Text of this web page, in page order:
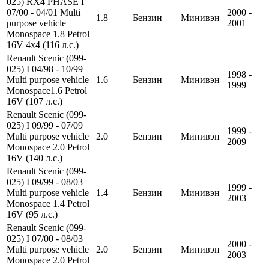
07/00 - 04/01 Multi
purpose vehicle
Monospace 1.8 Petrol
16V 4х4 (116 л.с.)
1.8 Бензин Минивэн
2000 -
2001
Renault Scenic (099-
025) I 04/98 - 10/99
Multi purpose vehicle
Monospace1.6 Petrol
16V (107 л.с.)
1.6 Бензин Минивэн
1998 -
1999
Renault Scenic (099-
025) I 09/99 - 07/09
Multi purpose vehicle
Monospace 2.0 Petrol
16V (140 л.с.)
2.0 Бензин Минивэн
1999 -
2009
Renault Scenic (099-
025) I 09/99 - 08/03
Multi purpose vehicle
Monospace 1.4 Petrol
16V (95 л.с.)
1.4 Бензин Минивэн
1999 -
2003
Renault Scenic (099-
025) I 07/00 - 08/03
Multi purpose vehicle
Monospace 2.0 Petrol
2.0 Бензин Минивэн
2000 -
2003